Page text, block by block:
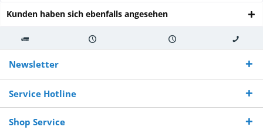
Kunden haben sich ebenfalls angesehen
Kostenloser
Versand ab €
250,-
Versand innerhalb von Versand von So erreichen
Sie uns 0160
970 511 90
Newsletter
Service Hotline
Shop Service